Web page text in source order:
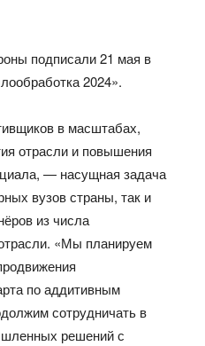
подписали 21 мая в
2024».
в масштабах,
отрасли и повышения
— насущная задача
вузов страны, так и
из числа
«Мы планируем
по аддитивным
сотрудничать в
решений с